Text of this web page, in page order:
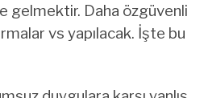
gelmektir. Daha özgüvenli
vs yapılacak. İşte bu